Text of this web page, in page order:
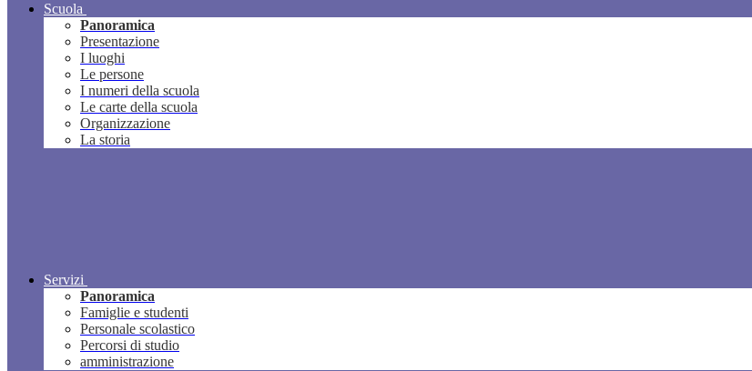
Scuola
Panoramica
Presentazione
I luoghi
Le persone
I numeri della scuola
Le carte della scuola
Organizzazione
La storia
Servizi
Panoramica
Famiglie e studenti
Personale scolastico
Percorsi di studio
amministrazione